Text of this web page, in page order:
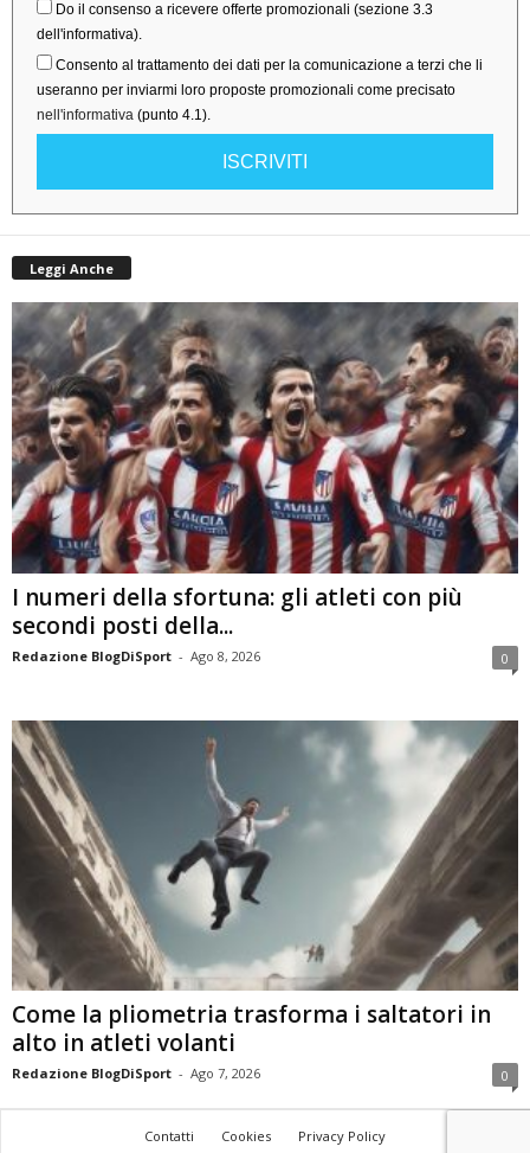
Do il consenso a ricevere offerte promozionali (sezione 3.3
dell'informativa).
Consento al trattamento dei dati per la comunicazione a terzi che li
useranno per inviarmi loro proposte promozionali come precisato
nell'informativa (punto 4.1).
ISCRIVITI
Leggi Anche
I numeri della sfortuna: gli atleti con più
secondi posti della...
Redazione BlogDiSport - Ago 8, 2026 0
Come la pliometria trasforma i saltatori in
alto in atleti volanti
Redazione BlogDiSport - Ago 7, 2026 0
Contatti Cookies Privacy Policy